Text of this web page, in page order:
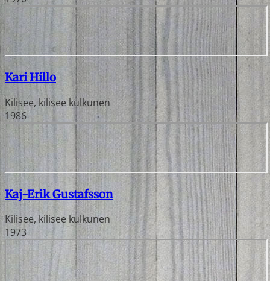
Kari Hillo
Kilisee, kilisee kulkunen
1986
Kaj-Erik Gustafsson
Kilisee, kilisee kulkunen
1973